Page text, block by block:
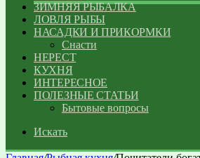
ЗИМНЯЯ РЫБАЛКА
ЛОВЛЯ РЫБЫ
НАСАДКИ И ПРИКОРМКИ
Снасти
НЕРЕСТ
КУХНЯ
ИНТЕРЕСНОЕ
ПОЛЕЗНЫЕ СТАТЬИ
Бытовые вопросы
Искать